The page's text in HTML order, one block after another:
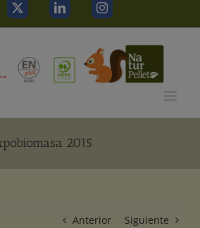
LinkedInInstagram
2015
Anterior Siguiente